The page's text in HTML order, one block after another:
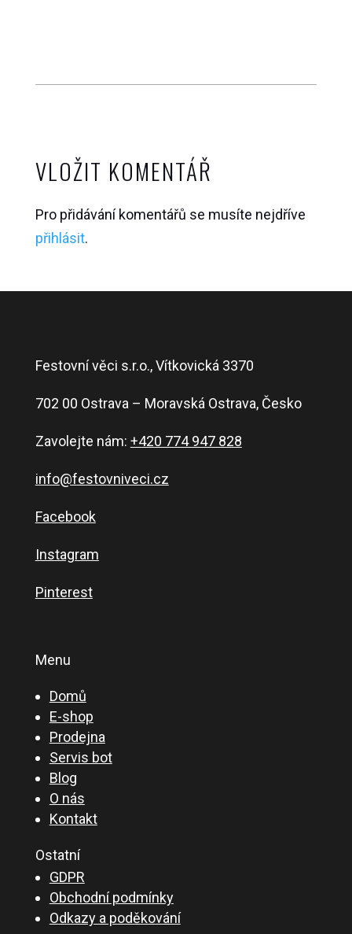
VLOŽIT KOMENTÁŘ
Pro přidávání komentářů se musíte nejdříve
přihlásit.
Festovní věci s.r.o., Vítkovická 3370
702 00 Ostrava – Moravská Ostrava, Česko
Zavolejte nám: +420 774 947 828
info@festovniveci.cz
Facebook
Instagram
Pinterest
Menu
Domů
E-shop
Prodejna
Servis bot
Blog
O nás
Kontakt
Ostatní
GDPR
Obchodní podmínky
Odkazy a poděkování